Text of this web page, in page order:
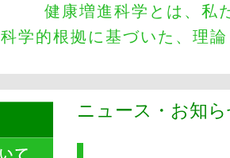
健康増進科学とは、私
科学的根拠に基づいた、理
ニュース・お知